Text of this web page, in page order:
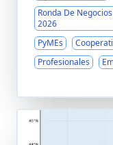
Ronda De
2026
PyMEs
Profesionales